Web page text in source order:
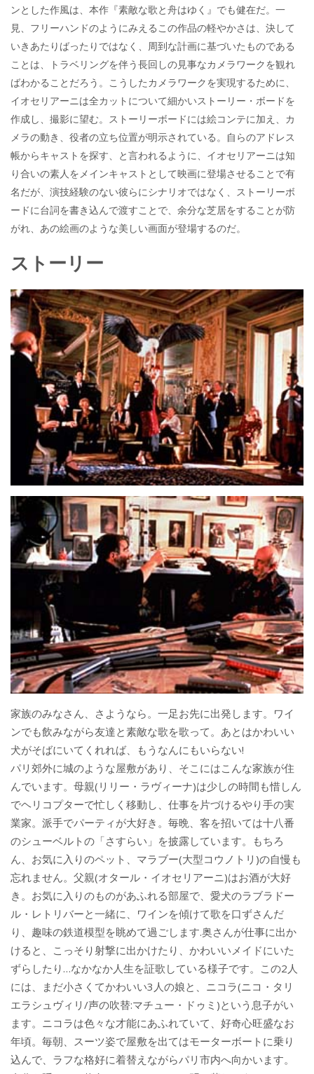
ンとした作風は、本作『素敵な歌と舟はゆく』でも健在だ。一
見、フリーハンドのようにみえるこの作品の軽やかさは、決して
いきあたりばったりではなく、周到な計画に基づいたものである
ことは、トラベリングを伴う長回しの見事なカメラワークを観れ
ばわかることだろう。こうしたカメラワークを実現するために、
イオセリアーニは全カットについて細かいストーリー・ボードを
作成し、撮影に望む。ストーリーボードには絵コンテに加え、カ
メラの動き、役者の立ち位置が明示されている。自らのアドレス
帳からキャストを探す、と言われるように、イオセリアーニは知
り合いの素人をメインキャストとして映画に登場させることで有
名だが、演技経験のない彼らにシナリオではなく、ストーリーボ
ードに台詞を書き込んで渡すことで、余分な芝居をすることが防
がれ、あの絵画のような美しい画面が登場するのだ。
ストーリー
家族のみなさん、さようなら。一足お先に出発します。ワイ
ンでも飲みながら友達と素敵な歌を歌って。あとはかわいい
犬がそばにいてくれれば、もうなんにもいらない!
パリ郊外に城のような屋敷があり、そこにはこんな家族が住
んでいます。母親(リリー・ラヴィーナ)は少しの時間も惜しん
でヘリコプターで忙しく移動し、仕事を片づけるやり手の実
業家。派手でパーティが大好き。毎晩、客を招いては十八番
のシューベルトの「さすらい」を披露しています。もちろ
ん、お気に入りのペット、マラブー(大型コウノトリ)の自慢も
忘れません。父親(オタール・イオセリアーニ)はお酒が大好
き。お気に入りのものがあふれる部屋で、愛犬のラブラドー
ル・レトリバーと一緒に、ワインを傾けて歌を口ずさんだ
り、趣味の鉄道模型を眺めて過ごします.奥さんが仕事に出か
けると、こっそり射撃に出かけたり、かわいいメイドにいた
ずらしたり…なかなか人生を証歌している様子です。この2人
には、まだ小さくてかわいい3人の娘と、ニコラ(ニコ・タリ
エラシュヴィリ/声の吹替:マチュー・ドゥミ)という息子がい
ます。ニコラは色々な才能にあふれていて、好奇心旺盛なお
年頃。毎朝、スーツ姿で屋敷を出てはモーターボートに乗り
込んで、ラフな格好に着替えながらパリ市内へ向かいます。